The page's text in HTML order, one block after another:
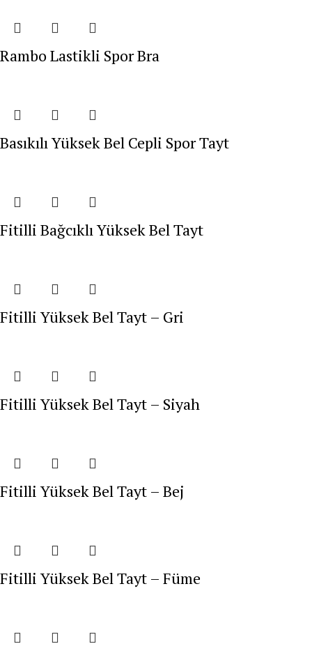
Rambo Lastikli Spor Bra
Basıkılı Yüksek Bel Cepli Spor Tayt
Fitilli Bağcıklı Yüksek Bel Tayt
Fitilli Yüksek Bel Tayt – Gri
Fitilli Yüksek Bel Tayt – Siyah
Fitilli Yüksek Bel Tayt – Bej
Fitilli Yüksek Bel Tayt – Füme